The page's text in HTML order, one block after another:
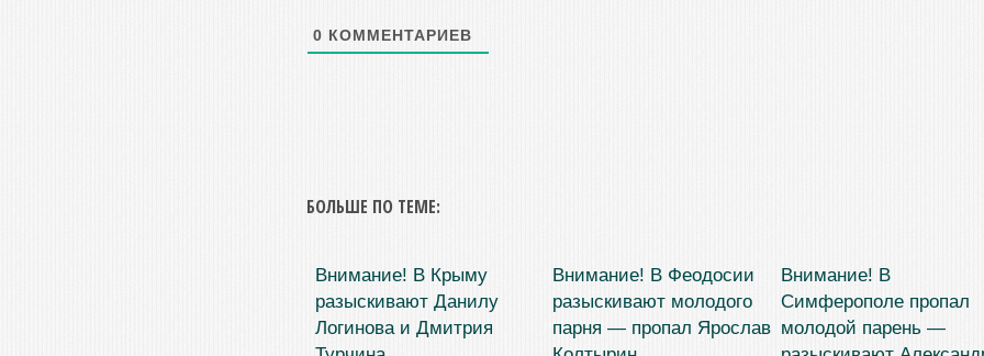
0 КОММЕНТАРИЕВ
БОЛЬШЕ ПО ТЕМЕ:
Внимание! В Крыму
разыскивают Данилу
Логинова и Дмитрия
Внимание! В Феодосии
разыскивают молодого
парня — пропал Ярослав
Внимание! В
Симферополе пропал
молодой парень —